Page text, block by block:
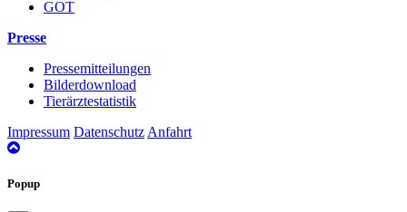
GOT
Presse
Pressemitteilungen
Bilderdownload
Tierärztestatistik
Impressum Datenschutz Anfahrt
nach
Popup